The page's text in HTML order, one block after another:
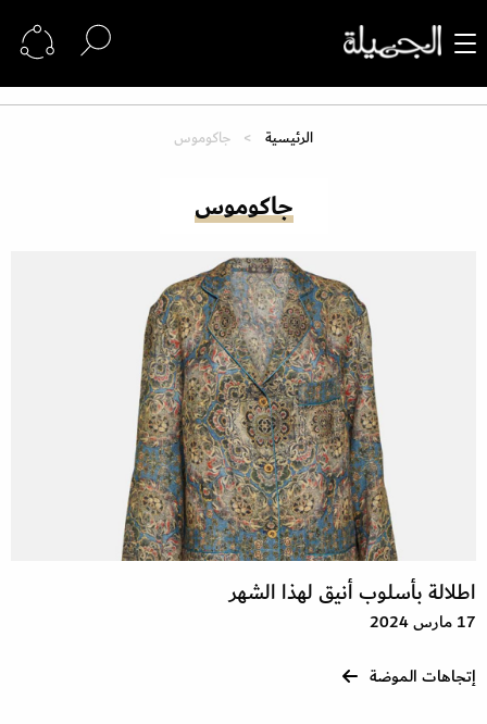
الرئيسية جاكوموس
جاكوموس
اطلالة بأسلوب أنيق لهذا الشهر
17 مارس 2024
إتجاهات الموضة